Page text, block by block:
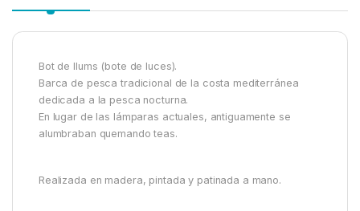
Bot de llums (bote de luces).
Barca de pesca tradicional de la costa mediterránea
dedicada a la pesca nocturna.
En lugar de las lámparas actuales, antiguamente se
alumbraban quemando teas.
Realizada en madera, pintada y patinada a mano.